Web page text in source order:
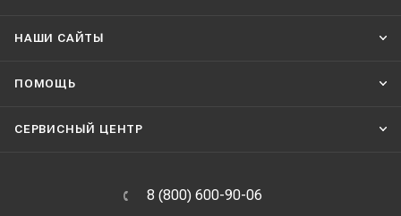
НАШИ CАЙТЫ
ПОМОЩЬ
СЕРВИСНЫЙ ЦЕНТР
8 (800) 600-90-06